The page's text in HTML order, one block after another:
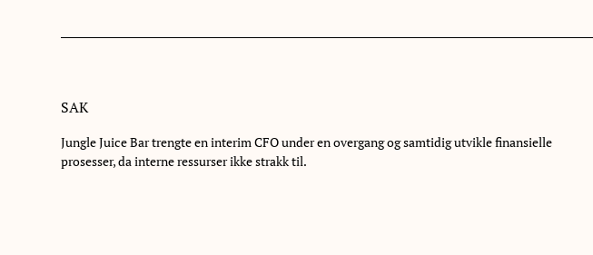
SAK
Jungle Juice Bar trengte en interim CFO under en overgang og samtidig utvikle finansielle
prosesser, da interne ressurser ikke strakk til.